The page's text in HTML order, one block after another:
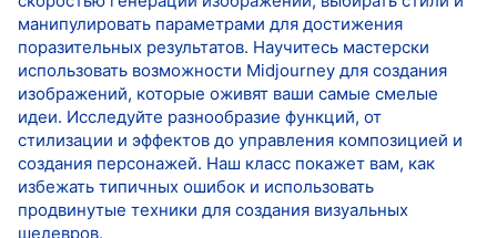
манипулировать параметрами для достижения
поразительных результатов. Научитесь мастерски
использовать возможности Midjourney для создания
изображений, которые оживят ваши самые смелые
идеи. Исследуйте разнообразие функций, от
стилизации и эффектов до управления композицией и
создания персонажей. Наш класс покажет вам, как
избежать типичных ошибок и использовать
продвинутые техники для создания визуальных
шедевров.